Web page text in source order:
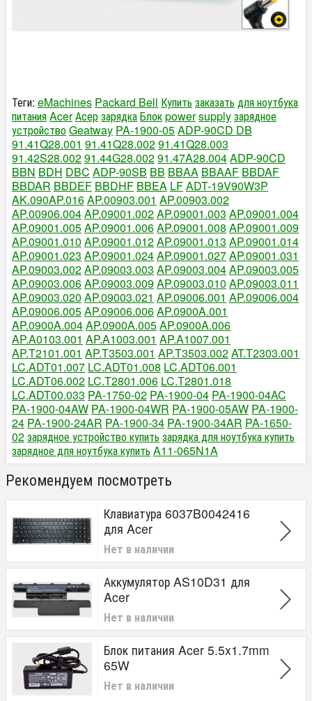
Теги: eMachines Packard Bell Купить заказать для ноутбука
питанияAcerАсерзарядкаБлокpowersupplyзарядное
устройствоGeatway PA-1900-05ADP-90CD DB
91.41Q28.001 91.41Q28.00291.41Q28.003
91.42S28.00291.44G28.00291.47A28.004ADP-90CD
BBN BDH DBC ADP-90SB BB BBAA BBAAF BBDAF
BBDAR BBDEF BBDHF BBEA LFADT-19V90W3P
AK.090AP.016AP.00903.001 AP.00903.002
AP.00906.004AP.09001.002AP.09001.003 AP.09001.004
AP.09001.005AP.09001.006AP.09001.008 AP.09001.009
AP.09001.010 AP.09001.012AP.09001.013 AP.09001.014
AP.09001.023 AP.09001.024AP.09001.027AP.09001.031
AP.09003.002AP.09003.003 AP.09003.004AP.09003.005
AP.09003.006AP.09003.009AP.09003.010 AP.09003.011
AP.09003.020 AP.09003.021 AP.09006.001 AP.09006.004
AP.09006.005AP.09006.006AP.0900A.001
AP.0900A.004AP.0900A.005AP.0900A.006
AP.A0103.001 AP.A1003.001 AP.A1007.001
AP.T2101.001 AP.T3503.001 AP.T3503.002AT.T2303.001
LC.ADT01.007 LC.ADT01.008 LC.ADT06.001
LC.ADT06.002 LC.T2801.006 LC.T2801.018
LC.ADT00.033 PA-1750-02 PA-1900-04 PA-1900-04AC
PA-1900-04AW PA-1900-04WR PA-1900-05AW PA-1900-
24 PA-1900-24AR PA-1900-34 PA-1900-34AR PA-1650-
02зарядное устройство купить зарядка для ноутбука купить
зарядное для ноутбука купить A11-065N1A
Рекомендуем посмотреть
Клавиатура 6037B0042416
для Acer
Нет в наличии
Аккумулятор AS10D31 для
Acer
Нет в наличии
Блок питания Acer 5.5x1.7mm
65W
Нет в наличии